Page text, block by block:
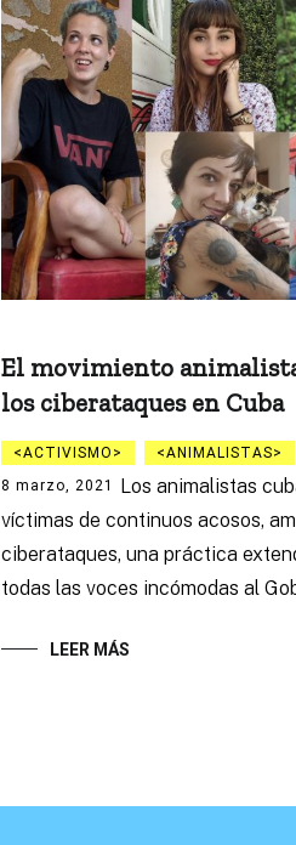
El movimiento
los ciberataques en Cuba
ACTIVISMO ANIMALISTAS
8 marzo, 2021
Los animalistas
víctimas de continuos acosos,
ciberataques, una práctica
todas las voces incómodas al
LEER MÁS